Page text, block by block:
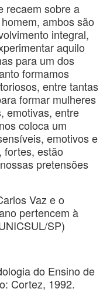
recaem sobre a
ambos são
integral,
aquilo
para um dos
formamos
entre tantas
formar mulheres
emotivas, entre
coloca um
emotivos e
fortes, estão
pretensões
Vaz e o
pertencem à
SP)
do Ensino de
Cortez, 1992.